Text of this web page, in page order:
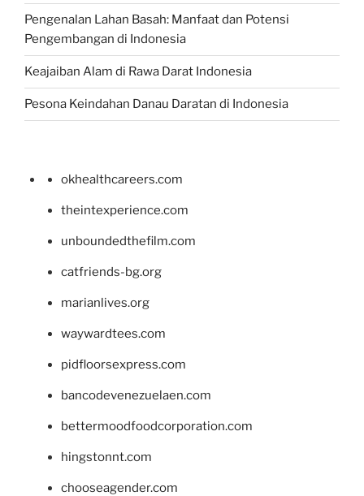
Pengenalan Lahan Basah: Manfaat dan Potensi
Pengembangan di Indonesia
Keajaiban Alam di Rawa Darat Indonesia
Pesona Keindahan Danau Daratan di Indonesia
okhealthcareers.com
theintexperience.com
unboundedthefilm.com
catfriends-bg.org
marianlives.org
waywardtees.com
pidfloorsexpress.com
bancodevenezuelaen.com
bettermoodfoodcorporation.com
hingstonnt.com
chooseagender.com